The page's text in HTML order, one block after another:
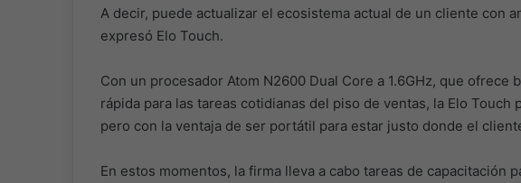
A decir, puede actualizar el ecosistema actual de un cliente con
expresó Elo Touch.
Con un procesador Atom N2600 Dual Core a 1.6GHz, que ofrece
rápida para las tareas cotidianas del piso de ventas, la Elo
pero con la ventaja de ser portátil para estar justo donde el
En estos momentos, la firma lleva a cabo tareas de capacitación